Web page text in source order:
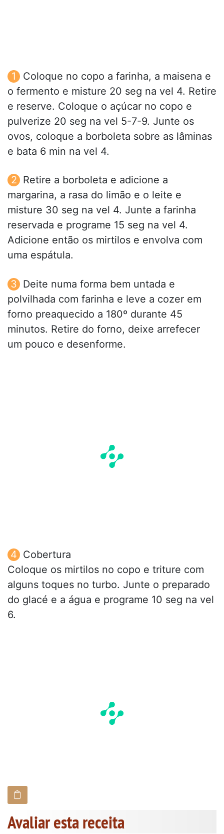
Coloque no copo a farinha, a maisena e
o fermento e misture 20 seg na vel 4. Retire
e reserve. Coloque o açúcar no copo e
pulverize 20 seg na vel 5-7-9. Junte os
ovos, coloque a borboleta sobre as lâminas
e bata 6 min na vel 4.
Retire a borboleta e adicione a
margarina, a rasa do limão e o leite e
misture 30 seg na vel 4. Junte a farinha
reservada e programe 15 seg na vel 4.
Adicione então os mirtilos e envolva com
uma espátula.
Deite numa forma bem untada e
polvilhada com farinha e leve a cozer em
forno preaquecido a 180º durante 45
minutos. Retire do forno, deixe arrefecer
um pouco e desenforme.
Cobertura
Coloque os mirtilos no copo e triture com
alguns toques no turbo. Junte o preparado
do glacé e a água e programe 10 seg na vel
6.
Avaliar esta receita